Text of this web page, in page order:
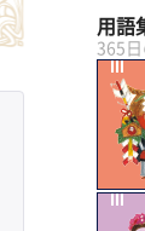
用語
365